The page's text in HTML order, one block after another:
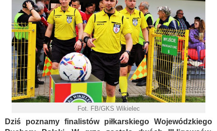
Fot. FB/GKS Wikielec
Dziś poznamy finalistów piłkarskiego Wojewódzkiego